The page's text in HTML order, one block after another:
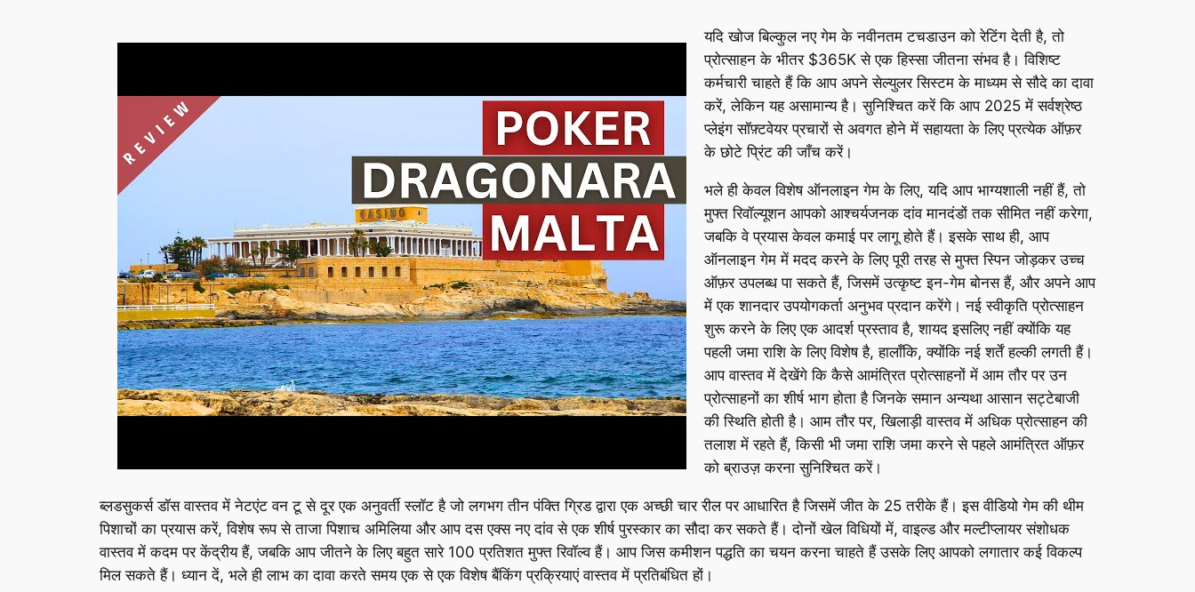
यदि खोज बिल्कुल नए गेम के नवीनतम टचडाउन को रेटिंग देती है, तो
प्रोत्साहन के भीतर $365K से एक हिस्सा जीतना संभव है। विशिष्ट
कर्मचारी चाहते हैं कि आप अपने सेल्युलर सिस्टम के माध्यम से सौदे का दावा
करें, लेकिन यह असामान्य है। सुनिश्चित करें कि आप 2025 में सर्वश्रेष्ठ
प्लेइंग सॉफ़्टवेयर प्रचारों से अवगत होने में सहायता के लिए प्रत्येक ऑफ़र
के छोटे प्रिंट की जाँच करें।
भले ही केवल विशेष ऑनलाइन गेम के लिए, यदि आप भाग्यशाली नहीं हैं, तो
मुफ्त रिवॉल्यूशन आपको आश्चर्यजनक दांव मानदंडों तक सीमित नहीं करेगा,
जबकि वे प्रयास केवल कमाई पर लागू होते हैं। इसके साथ ही, आप
ऑनलाइन गेम में मदद करने के लिए पूरी तरह से मुफ्त स्पिन जोड़कर उच्च
ऑफ़र उपलब्ध पा सकते हैं, जिसमें उत्कृष्ट इन-गेम बोनस हैं, और अपने आप
में एक शानदार उपयोगकर्ता अनुभव प्रदान करेंगे। नई स्वीकृति प्रोत्साहन
शुरू करने के लिए एक आदर्श प्रस्ताव है, शायद इसलिए नहीं क्योंकि यह
पहली जमा राशि के लिए विशेष है, हालाँकि, क्योंकि नई शर्तें हल्की लगती हैं।
आप वास्तव में देखेंगे कि कैसे आमंत्रित प्रोत्साहनों में आम तौर पर उन
प्रोत्साहनों का शीर्ष भाग होता है जिनके समान अन्यथा आसान सट्टेबाजी
की स्थिति होती है। आम तौर पर, खिलाड़ी वास्तव में अधिक प्रोत्साहन की
तलाश में रहते हैं, किसी भी जमा राशि जमा करने से पहले आमंत्रित ऑफ़र
को ब्राउज़ करना सुनिश्चित करें।
ब्लडसुकर्स डॉस वास्तव में नेटएंट वन टू से दूर एक अनुवर्ती स्लॉट है जो लगभग तीन पंक्ति ग्रिड द्वारा एक अच्छी चार रील पर आधारित है जिसमें जीत के 25 तरीके हैं। इस वीडियो गेम की थीम
पिशाचों का प्रयास करें, विशेष रूप से ताजा पिशाच अमिलिया और आप दस एक्स नए दांव से एक शीर्ष पुरस्कार का सौदा कर सकते हैं। दोनों खेल विधियों में, वाइल्ड और मल्टीप्लायर संशोधक
वास्तव में कदम पर केंद्रीय हैं, जबकि आप जीतने के लिए बहुत सारे 100 प्रतिशत मुफ्त रिवॉल्व हैं। आप जिस कमीशन पद्धति का चयन करना चाहते हैं उसके लिए आपको लगातार कई विकल्प
मिल सकते हैं। ध्यान दें, भले ही लाभ का दावा करते समय एक से एक विशेष बैंकिंग प्रक्रियाएं वास्तव में प्रतिबंधित हों।